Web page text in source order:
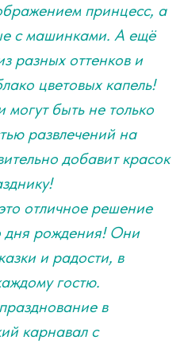
принцесс, а
с машинками. А ещё
разных оттенков и
цветовых капель!
быть не только
развлечений на
добавит красок
отличное решение
дня рождения! Они
и радости, в
гостю.
в
карнавал с